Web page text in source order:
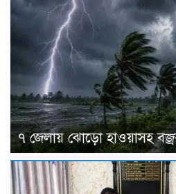
৭ জেলায় ঝোড়ো হাওয়াসহ